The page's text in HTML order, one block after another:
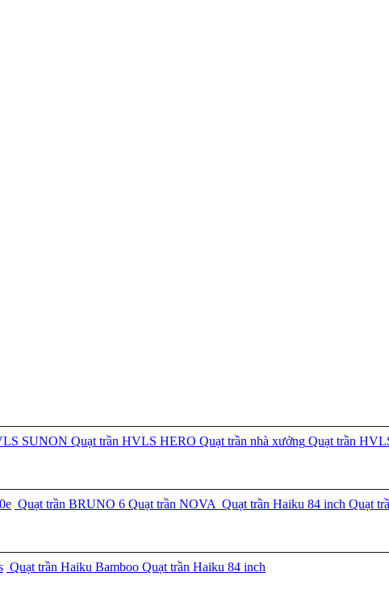
SUNON Quạt trần HVLS HERO Quạt trần nhà xưởng Quạt trần
Quạt trần BRUNO 6 Quạt trần NOVA Quạt trần Haiku 84 inch Quạt
Quạt trần Haiku Bamboo Quạt trần Haiku 84 inch